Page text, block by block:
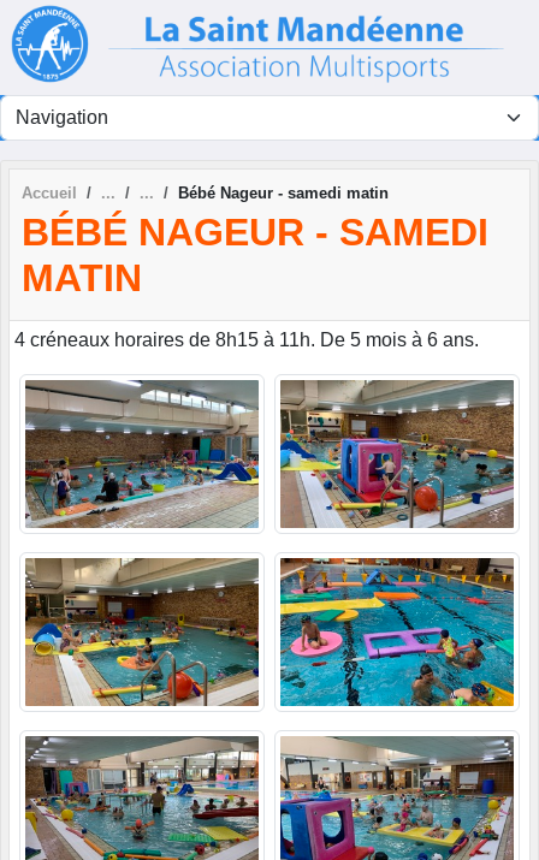
Accueil Bébé Nageur - samedi matin
BÉBÉ NAGEUR - SAMEDI
MATIN
4 créneaux horaires de 8h15 à 11h. De 5 mois à 6 ans.
Panneau de gestion des cookies